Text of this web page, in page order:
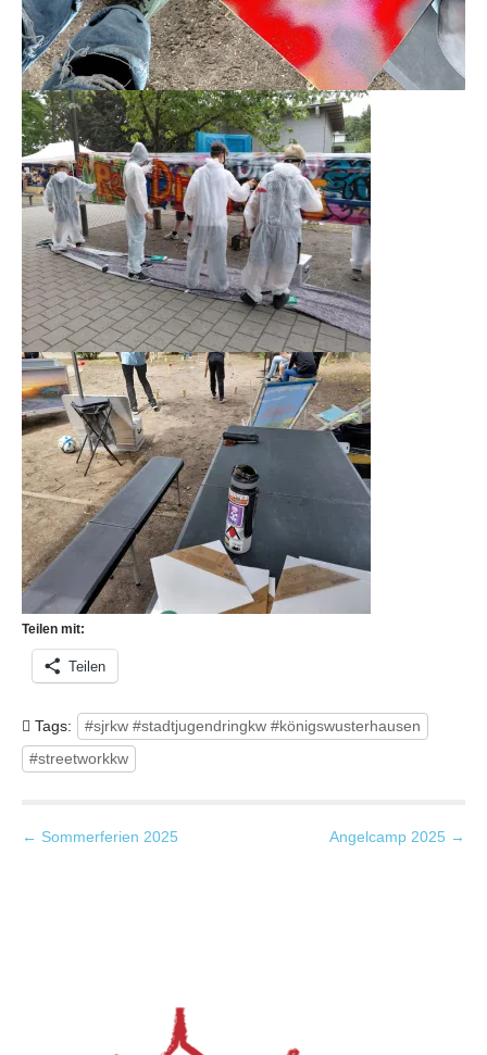
Teilen mit:
Teilen
Tags:
#sjrkw #stadtjugendringkw #königswusterhausen
#streetworkkw
P
← Sommerferien 2025 Angelcamp 2025 →